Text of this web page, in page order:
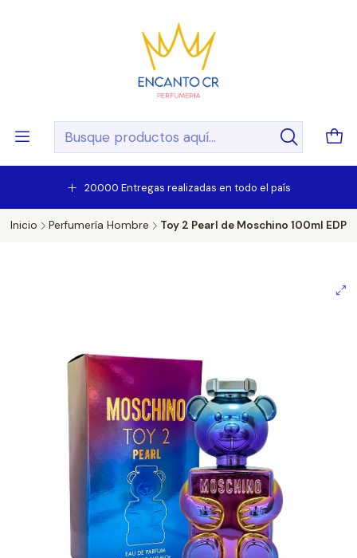
20.000 Entregas realizadas en todo el país
Inicio Perfumería Hombre Toy 2 Pearl de Moschino 100ml EDP